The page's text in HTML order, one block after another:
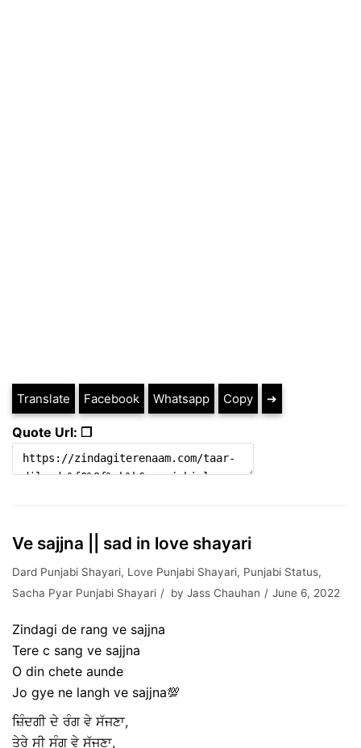
Translate Facebook Whatsapp Copy ➔
Quote Url: ❐
Ve sajjna || sad in love shayari
Dard Punjabi Shayari, Love Punjabi Shayari, Punjabi Status,
Sacha Pyar Punjabi Shayari
by Jass Chauhan June 6, 2022
Zindagi de rang ve sajjna
Tere c sang ve sajjna
O din chete aunde
Jo gye ne langh ve sajjna💯
ਜ਼ਿੰਦਗੀ ਦੇ ਰੰਗ ਵੇ ਸੱਜਣਾ,
ਤੇਰੇ ਸੀ ਸੰਗ ਵੇ ਸੱਜਣਾ,